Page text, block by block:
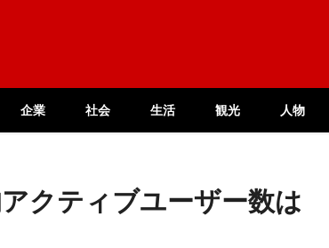
企業 社会 生活 観光 人物
クティブユーザー数は